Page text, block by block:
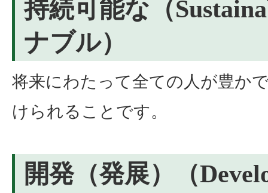
持続可能な（
ナブル）
将来にわたって全ての人が豊か
けられることです。
開発（発展）（